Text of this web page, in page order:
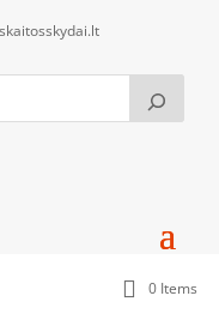
0 Items